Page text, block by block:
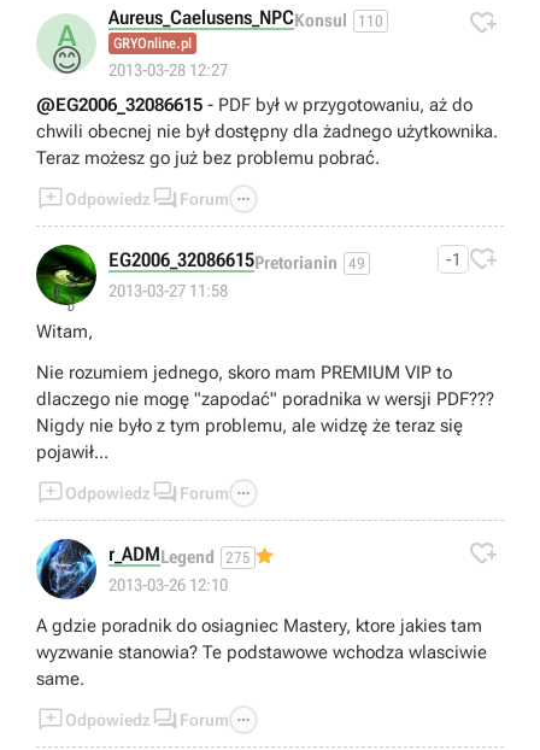
A
😊
Aureus_Caelusens_NPCKonsul 110
GRYOnline.pl
2013-03-28 12:27

@EG2006_32086615 - PDF był w przygotowaniu, aż do
chwili obecnej nie był dostępny dla żadnego użytkownika.
Teraz możesz go już bez problemu pobrać.
Odpowiedz  Forum 
👎
EG2006_32086615Pretorianin 49
2013-03-27 11:58
-1 
Witam,
Nie rozumiem jednego, skoro mam PREMIUM VIP to
dlaczego nie mogę "zapodać" poradnika w wersji PDF???
Nigdy nie było z tym problemu, ale widzę że teraz się
pojawił...
Odpowiedz  Forum 
r_ADMLegend 275
2013-03-26 12:10

A gdzie poradnik do osiagniec Mastery, ktore jakies tam
wyzwanie stanowia? Te podstawowe wchodza wlasciwie
same.
Odpowiedz  Forum 